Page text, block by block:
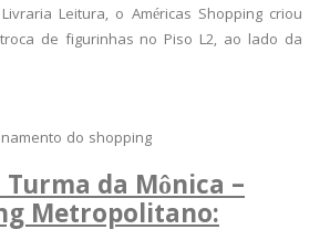
Leitura, o Américas Shopping criou
de figurinhas no Piso L2, ao lado da
do shopping
Turma da Mônica –
Metropolitano: